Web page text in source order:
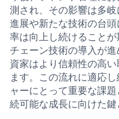
測され、その影響は多
進展や新たな技術の台
率は向上し続けること
チェーン技術の導入が
資家はより信頼性の高
ます。この流れに適応
ャーにとって重要な課
続可能な成長に向けた鍵